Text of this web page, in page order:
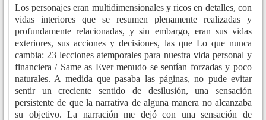
Los personajes eran multidimensionales y ricos en detalles, con
vidas interiores que se resumen plenamente realizadas y
profundamente relacionadas, y sin embargo, eran sus vidas
exteriores, sus acciones y decisiones, las que Lo que nunca
cambia: 23 lecciones atemporales para nuestra vida personal y
financiera / Same as Ever menudo se sentían forzadas y poco
naturales. A medida que pasaba las páginas, no pude evitar
sentir un creciente sentido de desilusión, una sensación
persistente de que la narrativa de alguna manera no alcanzaba
su objetivo. La narración me dejó con una sensación de